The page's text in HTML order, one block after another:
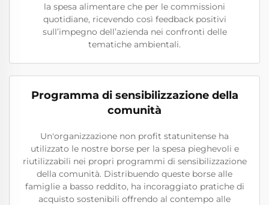
la spesa alimentare che per le commissioni
quotidiane, ricevendo così feedback positivi
sull’impegno dell’azienda nei confronti delle
tematiche ambientali.
Programma di sensibilizzazione della
comunità
Un'organizzazione non profit statunitense ha
utilizzato le nostre borse per la spesa pieghevoli e
riutilizzabili nei propri programmi di sensibilizzazione
della comunità. Distribuendo queste borse alle
famiglie a basso reddito, ha incoraggiato pratiche di
acquisto sostenibili offrendo al contempo alle